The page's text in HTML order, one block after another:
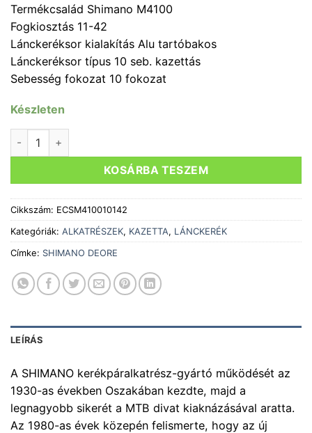
Termékcsalád Shimano M4100
Fogkiosztás 11-42
Lánckeréksor kialakítás Alu tartóbakos
Lánckeréksor típus 10 seb. kazettás
Sebesség fokozat 10 fokozat
Készleten
KOSÁRBA TESZEM
Cikkszám: ECSM410010142
Kategóriák: ALKATRÉSZEK, KAZETTA, LÁNCKERÉK
Címke: SHIMANO DEORE
LEÍRÁS
A SHIMANO kerékpáralkatrész-gyártó működését az
1930-as években Oszakában kezdte, majd a
legnagyobb sikerét a MTB divat kiaknázásával aratta.
Az 1980-as évek közepén felismerte, hogy az új